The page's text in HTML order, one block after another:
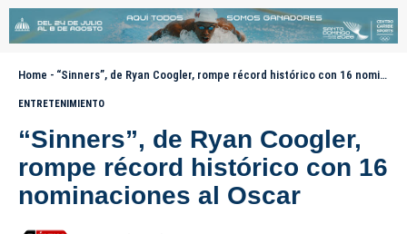
Home - “Sinners”, de Ryan Coogler, rompe récord histórico con 16 nominaciones al Oscar
ENTRETENIMIENTO
“Sinners”, de Ryan Coogler,
rompe récord histórico con 16
nominaciones al Oscar